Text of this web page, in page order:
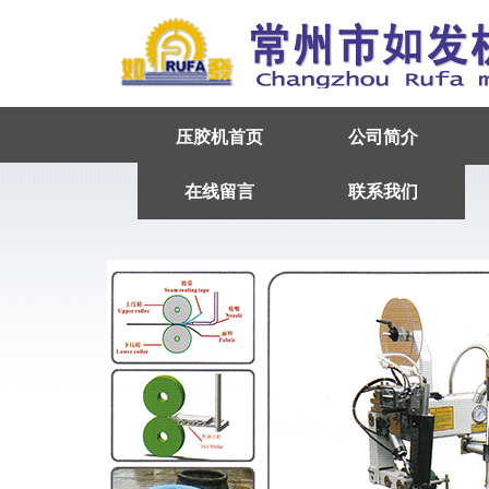
压胶机首页 公司简介
在线留言 联系我们